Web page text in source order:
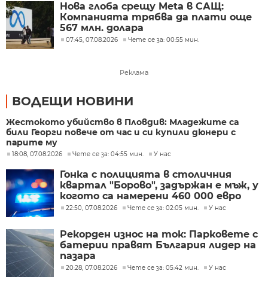
Нова глоба срещу Meta в САЩ:
Компанията трябва да плати още
567 млн. долара
07:45, 07.08.2026 Чете се за: 00:55 мин.
Реклама
ВОДЕЩИ НОВИНИ
Жестокото убийство в Пловдив: Младежите са
били Георги повече от час и си купили дюнери с
парите му
18:08, 07.08.2026 Чете се за: 04:55 мин. У нас
Гонка с полицията в столичния
квартал "Борово", задържан е мъж, у
когото са намерени 460 000 евро
22:50, 07.08.2026 Чете се за: 02:05 мин. У нас
Рекорден износ на ток: Парковете с
батерии правят България лидер на
пазара
20:28, 07.08.2026 Чете се за: 05:42 мин. У нас